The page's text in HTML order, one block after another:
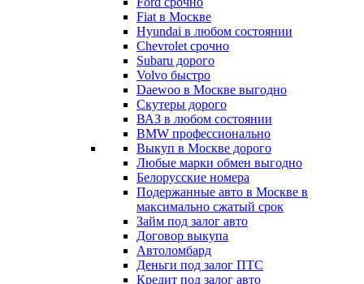
Fiat в Москве
Hyundai в любом состоянии
Chevrolet срочно
Subaru дорого
Volvo быстро
Daewoo в Москве выгодно
Скутеры дорого
ВАЗ в любом состоянии
BMW профессионально
Выкуп в Москве дорого
Любые марки обмен выгодно
Белорусские номера
Подержанные авто в Москве в
максимально сжатый срок
Займ под залог авто
Договор выкупа
Автоломбард
Деньги под залог ПТС
Кредит под залог авто